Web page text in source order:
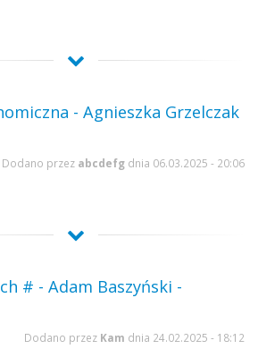
- Agnieszka Grzelczak
Dodano przez abcdefg dnia 06.03.2025 - 20:06
# - Adam Baszyński -
Dodano przez Kam dnia 24.02.2025 - 18:12